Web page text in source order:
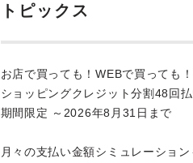
トピックス
お店で買っても！WEBで買っても
ショッピングクレジット分割48回
期間限定 ～2026年8月31日まで
月々の支払い金額シミュレーション